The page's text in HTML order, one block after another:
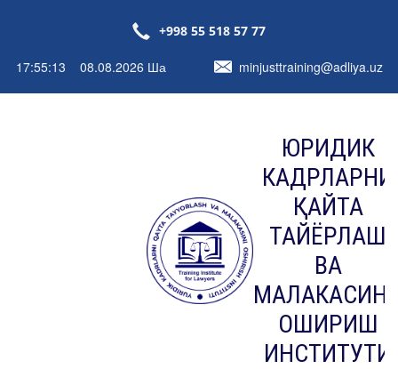
+998 55 518 57 77
17:55:13 08.08.2026 Ша minjusttraining@adliya.uz
ЮРИДИК
КАДРЛАРНИ
ҚАЙТА
ТАЙЁРЛАШ
ВА
ОШИРИШ
ИНСТИТУТИ